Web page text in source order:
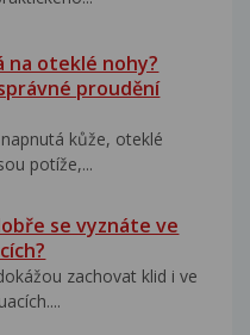
na oteklé nohy?
proudění
kůže, oteklé
potíže,...
se vyznáte ve
zachovat klid i ve